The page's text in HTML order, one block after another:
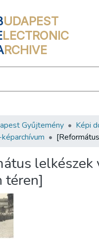
UDAPEST
LECTRONIC
RCHIVE
& Collections
Gyűjtemény
Képi
lelkészek
téren]